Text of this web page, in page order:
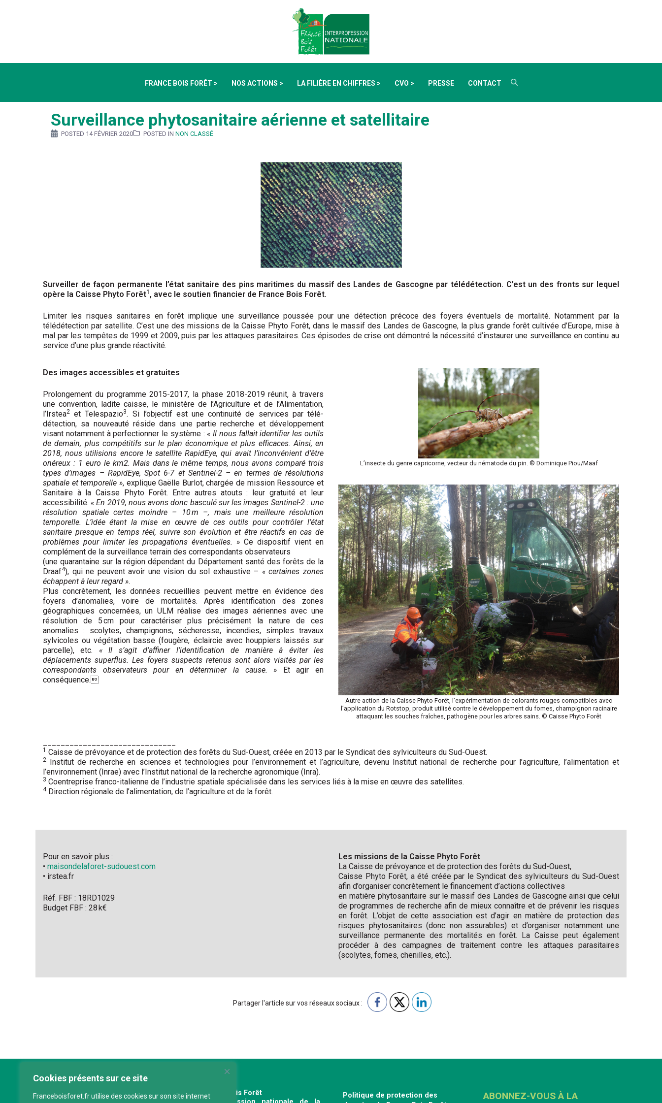
Cookies présents sur ce site
Franceboisforet.fr utilise des cookies sur son site internet
FRANCE BOIS FORÊT > NOS ACTIONS > LA FILIÈRE EN CHIFFRES > CVO > PRESSE CONTACT
Surveillance phytosanitaire aérienne et satellitaire
POSTED 14 FÉVRIER 2020 POSTED IN NON CLASSÉ
Surveiller de façon permanente l’état sanitaire des pins maritimes du massif des Landes de Gascogne par télédétection. C’est un des fronts sur lequel
opère la Caisse Phyto Forêt1 , avec le soutien financier de France Bois Forêt.
Limiter les risques sanitaires en forêt implique une surveillance poussée pour une détection précoce des foyers éventuels de mortalité. Notamment par la
télédétection par satellite. C’est une des missions de la Caisse Phyto Forêt, dans le massif des Landes de Gascogne, la plus grande forêt cultivée d’Europe, mise à
mal par les tempêtes de 1999 et 2009, puis par les attaques parasitaires. Ces épisodes de crise ont démontré la nécessité d’instaurer une surveillance en continu au
service d’une plus grande réactivité.
Des images accessibles et gratuites
Prolongement du programme 2015-2017, la phase 2018-2019 réunit, à travers
une convention, ladite caisse, le ministère de l’Agriculture et de l’Alimentation,
l’Irstea2 et Telespazio3. Si l’objectif est une continuité de services par télé­
détection, sa nouveauté réside dans une partie recherche et développement
visant notamment à perfectionner le système : « Il nous fallait identifier les outils
de demain, plus compétitifs sur le plan économique et plus efficaces. Ainsi, en
2018, nous utilisions encore le satellite RapidEye, qui avait l’inconvénient d’être
onéreux : 1 euro le km2. Mais dans le même temps, nous avons comparé trois
types d’images – RapidEye, Spot 6-7 et Sentinel-2 – en termes de résolutions
spatiale et temporelle », explique Gaëlle Burlot, chargée de mission Ressource et
Sanitaire à la Caisse Phyto Forêt. Entre autres atouts : leur gratuité et leur
accessibilité. « En 2019, nous avons donc basculé sur les images Sentinel-2 : une
résolution spatiale certes moindre – 10 m –, mais une meilleure résolution
temporelle. L’idée étant la mise en œuvre de ces outils pour contrôler l’état
sanitaire presque en temps réel, suivre son évolution et être réactifs en cas de
problèmes pour limiter les propagations éventuelles. » Ce dispositif vient en
complément de la surveillance terrain des correspondants observateurs
(une quarantaine sur la région dépendant du Département santé des forêts de la
Draaf4), qui ne peuvent avoir une vision du sol exhaustive – « certaines zones
échappent à leur regard ».
Plus concrètement, les données recueillies peuvent mettre en évidence des
foyers d’anomalies, voire de mortalités. Après identification des zones
géographiques concernées, un ULM réalise des images aériennes avec une
résolution de 5 cm pour caractériser plus précisément la nature de ces
anomalies : scolytes, champignons, sécheresse, incendies, simples travaux
sylvicoles ou végétation basse (fougère, éclaircie avec houppiers laissés sur
parcelle), etc. « Il s’agit d’affiner l’identification de manière à éviter les
déplacements superflus. Les foyers suspects retenus sont alors visités par les
correspondants observateurs pour en déterminer la cause. » Et agir en
conséquence.
L’insecte du genre capricorne, vecteur du nématode du pin. © Dominique Piou/Maaf
Autre action de la Caisse Phyto Forêt, l’expérimentation de colorants rouges compatibles avec
l’application du Rotstop, produit utilisé contre le développement du fomes, champignon racinaire
attaquant les souches fraîches, pathogène pour les arbres sains. © Caisse Phyto Forêt
1 Caisse de prévoyance et de protection des forêts du Sud-Ouest, créée en 2013 par le Syndicat des sylviculteurs du Sud-Ouest.
2
Institut de recherche en sciences et technologies pour l’environnement et l’agriculture, devenu Institut national de recherche pour l’agriculture, l’alimentation et
l’environnement (Inrae) avec l’Institut national de la recherche agronomique (Inra).
3 Coentreprise franco-italienne de l’industrie spatiale spécialisée dans les services liés à la mise en œuvre des satellites.
4Direction régionale de l’alimentation, de l’agriculture et de la forêt.
Pour en savoir plus :
• maisondelaforet-sudouest.com
• irstea.fr
Réf. FBF : 18RD1029
Budget FBF : 28 k€
Les missions de la Caisse Phyto Forêt
La Caisse de prévoyance et de protection des forêts du Sud-Ouest,
Caisse Phyto Forêt, a été créée par le Syndicat des sylviculteurs du Sud-Ouest
afin d’organiser concrètement le financement d’actions collectives
en matière phytosanitaire sur le massif des Landes de Gascogne ainsi que celui
de programmes de recherche afin de mieux connaître et de prévenir les risques
en forêt. L’objet de cette association est d’agir en matière de protection des
risques phytosanitaires (donc non assurables) et d’organiser notamment une
surveillance permanente des mortalités en forêt. La Caisse peut également
procéder à des campagnes de traitement contre les attaques parasitaires
(scolytes, fomes, chenilles, etc.).
Partager l'article sur vos réseaux sociaux :
France Bois Forêt
Politique de protection des
ABONNEZ-VOUS À LA